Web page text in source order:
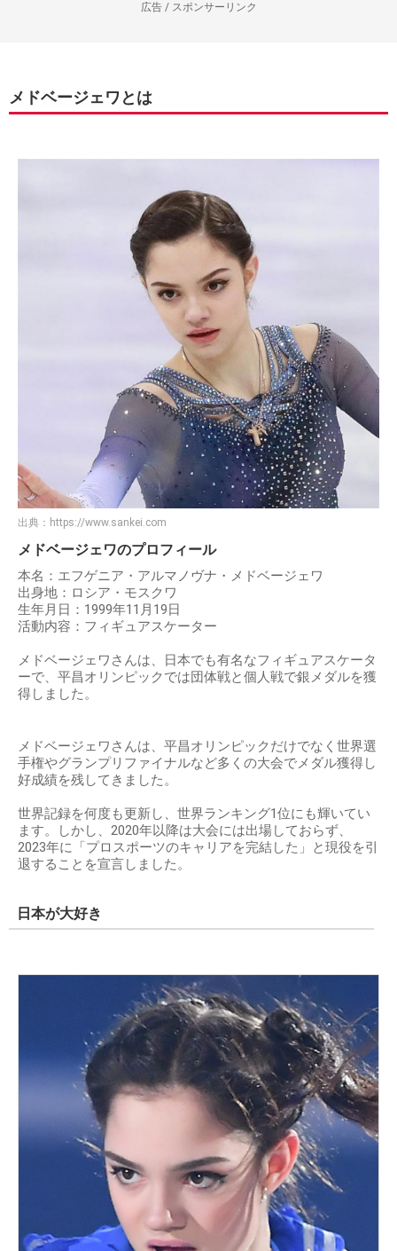
広告 / スポンサーリンク
メドベージェワとは
出典： https://www.sankei.com
メドベージェワのプロフィール
本名：エフゲニア・アルマノヴナ・メドベージェワ
出身地：ロシア・モスクワ
生年月日：1999年11月19日
活動内容：フィギュアスケーター
メドベージェワさんは、日本でも有名なフィギュアスケータ
ーで、平昌オリンピックでは団体戦と個人戦で銀メダルを獲
得しました。
メドベージェワさんは、平昌オリンピックだけでなく世界選
手権やグランプリファイナルなど多くの大会でメダル獲得し
好成績を残してきました。
世界記録を何度も更新し、世界ランキング1位にも輝いてい
ます。しかし、2020年以降は大会には出場しておらず、
2023年に「プロスポーツのキャリアを完結した」と現役を引
退することを宣言しました。
日本が大好き